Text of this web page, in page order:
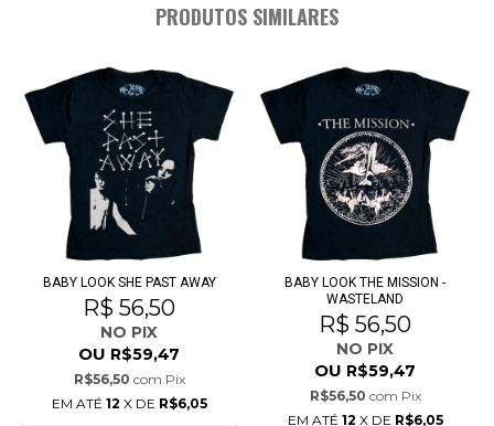
PRODUTOS SIMILARES
BABY LOOK SHE PAST AWAY
R$ 56,50
NO PIX
OU R$59,47
R$56,50 com Pix
EM ATÉ 12 X DE R$6,05
BABY LOOK THE MISSION -
WASTELAND
R$ 56,50
NO PIX
OU R$59,47
R$56,50 com Pix
EM ATÉ 12 X DE R$6,05